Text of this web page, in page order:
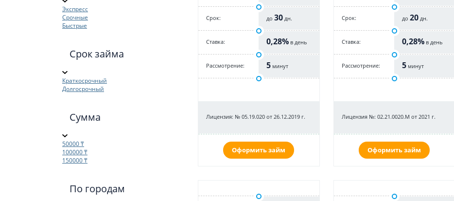
Экспресс
Срочные
Быстрые
Срок займа
Краткосрочный
Долгосрочный
Сумма
50000 ₸
100000 ₸
150000 ₸
По городам
Срок: до30 дн.
Cтавка: 0,28% в день
Рассмотрение: 5 минут
Лицензия: № 05.19.020 от 26.12.2019 г.
Оформить займ
Срок: до20 дн.
Cтавка: 0,28% в день
Рассмотрение: 5 минут
Лицензия №: 02.21.0020.M от 2021 г.
Оформить займ